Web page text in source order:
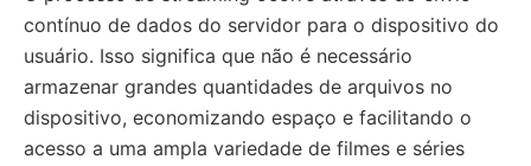
contínuo de dados do servidor para o dispositivo do
usuário. Isso significa que não é necessário
armazenar grandes quantidades de arquivos no
dispositivo, economizando espaço e facilitando o
acesso a uma ampla variedade de filmes e séries